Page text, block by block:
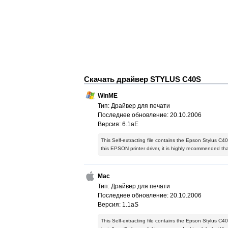
Скачать драйвер STYLUS C40S
WinME
Тип: Драйвер для печати
Последнее обновление: 20.10.2006
Версия: 6.1aE
This Self-extracting file contains the Epson Stylus
this EPSON printer driver, it is highly recommended
Mac
Тип: Драйвер для печати
Последнее обновление: 20.10.2006
Версия: 1.1aS
This Self-extracting file contains the Epson Stylus